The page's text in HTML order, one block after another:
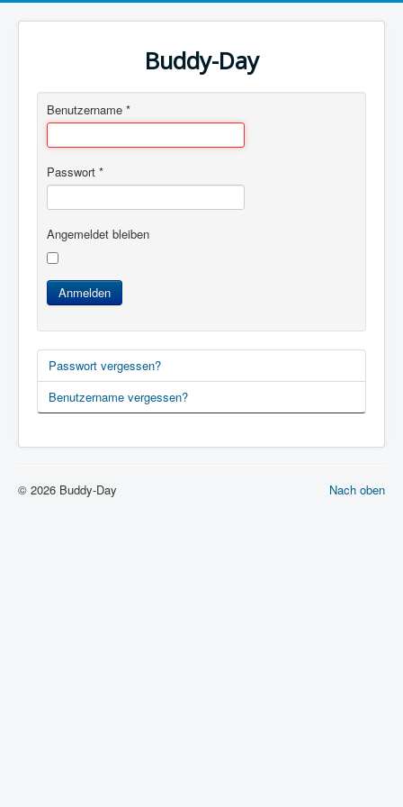
Buddy-Day
Benutzername *
Passwort *
Angemeldet bleiben
Anmelden
Passwort vergessen?
Benutzername vergessen?
Nach oben
© 2026 Buddy-Day